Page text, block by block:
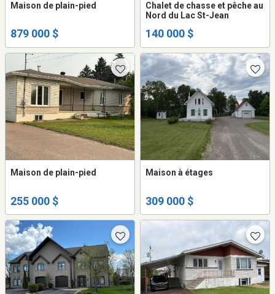
Maison de plain-pied
879 000 $
Chalet de chasse et pêche au
Nord du Lac St-Jean
140 000 $
Maison de plain-pied
255 000 $
Maison à étages
309 000 $